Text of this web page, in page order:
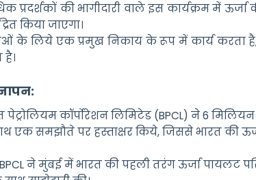
प्रदर्शकों की भागीदारी वाले इस कार्यक्रम में
किया जाएगा।
के लिये एक प्रमुख निकाय के रूप में कार्य करता
पेट्रोलियम कॉर्पोरेशन लिमिटेड (BPCL) ने 6
एक समझौते पर हस्ताक्षर किये, जिससे भारत की
BPCL ने मुंबई में भारत की पहली तरंग ऊर्जा पायलट